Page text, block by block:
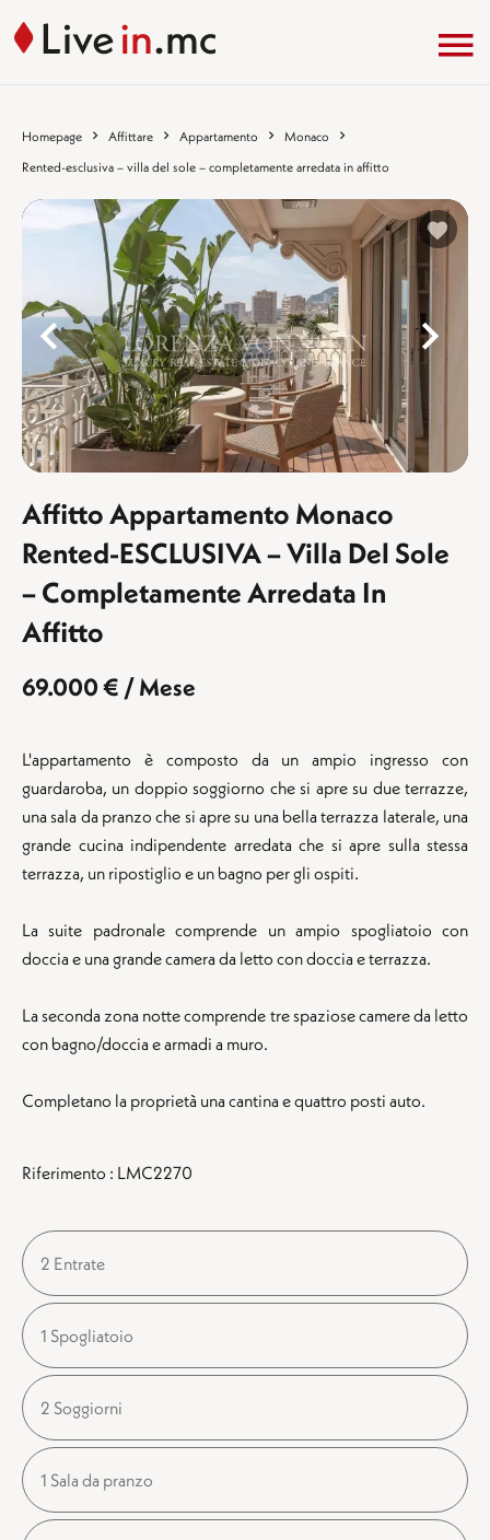
Homepage Affittare Appartamento
Monaco
Rented-esclusiva – villa del sole – completamente arredata in affitto
%}
Affitto Appartamento Monaco
Rented-ESCLUSIVA – Villa Del Sole
– Completamente Arredata In
Affitto
69.000 € / Mese
L'appartamento è composto da un ampio ingresso con
guardaroba, un doppio soggiorno che si apre su due terrazze,
una sala da pranzo che si apre su una bella terrazza laterale, una
grande cucina indipendente arredata che si apre sulla stessa
terrazza, un ripostiglio e un bagno per gli ospiti.
La suite padronale comprende un ampio spogliatoio con
doccia e una grande camera da letto con doccia e terrazza.
La seconda zona notte comprende tre spaziose camere da letto
con bagno/doccia e armadi a muro.
Completano la proprietà una cantina e quattro posti auto.
Riferimento : LMC2270
2 Entrate
1 Spogliatoio
2 Soggiorni
1 Sala da pranzo